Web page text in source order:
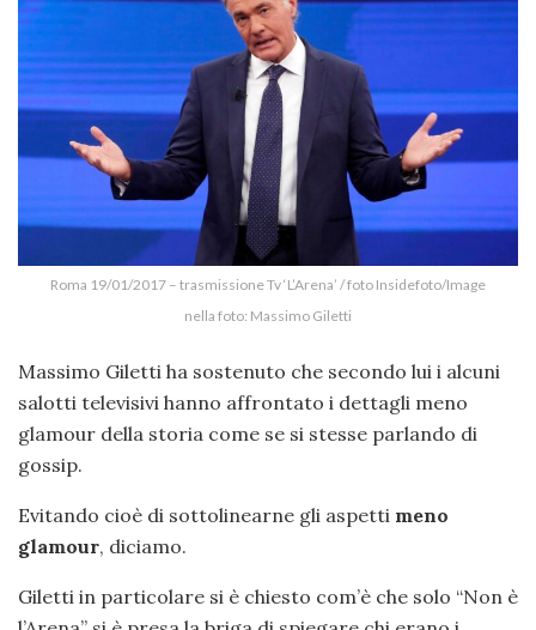
Roma 19/01/2017 – trasmissione Tv ‘L’Arena’ / foto Insidefoto/Image
nella foto: Massimo Giletti
Massimo Giletti ha sostenuto che secondo lui i alcuni
salotti televisivi hanno affrontato i dettagli meno
glamour della storia come se si stesse parlando di
gossip.
Evitando cioè di sottolinearne gli aspetti meno
glamour, diciamo.
Giletti in particolare si è chiesto com’è che solo “Non è